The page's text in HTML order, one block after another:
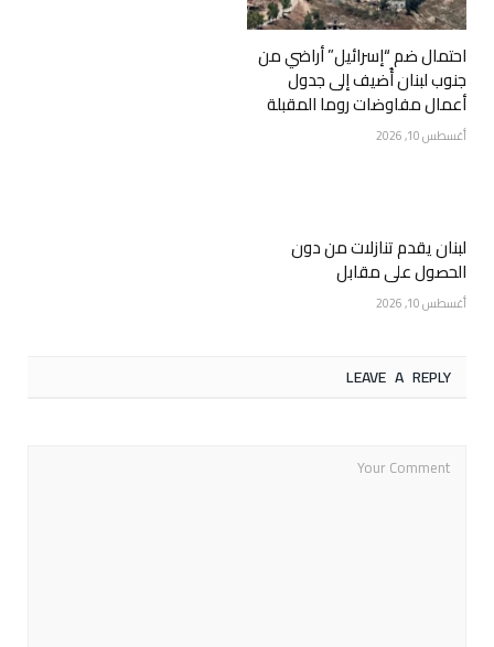
احتمال ضم “إسرائيل” أراضي من
جنوب لبنان أُضيف إلى جدول
أعمال مفاوضات روما المقبلة
أغسطس 10, 2026
لبنان يقدم تنازلات من دون
الحصول على مقابل
أغسطس 10, 2026
LEAVE A REPLY